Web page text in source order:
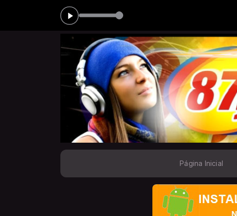
das 00:00 às 05:00
Página Inicial